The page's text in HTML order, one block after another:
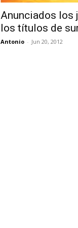
Anunciados los
los títulos de
Antonio - Jun 20, 2012